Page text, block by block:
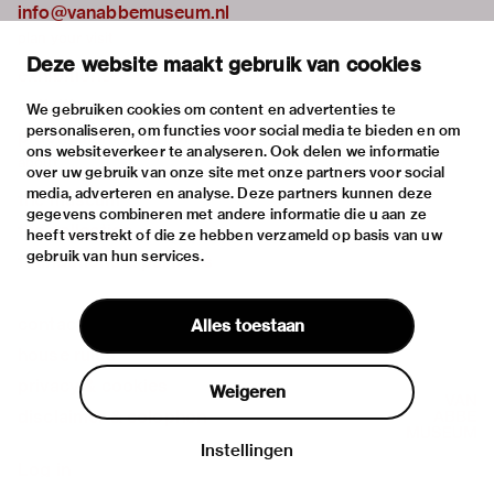
Deze website maakt gebruik van cookies
We gebruiken cookies om content en advertenties te
personaliseren, om functies voor social media te bieden en om
ons websiteverkeer te analyseren. Ook delen we informatie
over uw gebruik van onze site met onze partners voor social
media, adverteren en analyse. Deze partners kunnen deze
gegevens combineren met andere informatie die u aan ze
heeft verstrekt of die ze hebben verzameld op basis van uw
gebruik van hun services.
Alles toestaan
Weigeren
Instellingen
info@vanabbemuseum.nl
exhibitions
activities
practical information
about
the museum
the collection
foundations & partners
contact
house rules
privacy & cookies
disclaimer & colophon